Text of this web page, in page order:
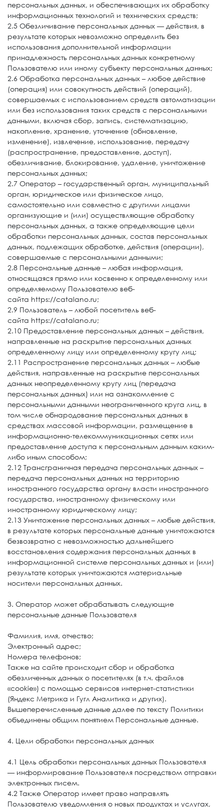
персональных данных, и обеспечивающих их обработку
информационных технологий и технических средств;
2.5 Обезличивание персональных данных — действия, в
результате которых невозможно определить без
использования дополнительной информации
принадлежность персональных данных конкретному
Пользователю или иному субъекту персональных данных;
2.6 Обработка персональных данных – любое действие
(операция) или совокупность действий (операций),
совершаемых с использованием средств автоматизации
или без использования таких средств с персональными
данными, включая сбор, запись, систематизацию,
накопление, хранение, уточнение (обновление,
изменение), извлечение, использование, передачу
(распространение, предоставление, доступ),
обезличивание, блокирование, удаление, уничтожение
персональных данных;
2.7 Оператор – государственный орган, муниципальный
орган, юридическое или физическое лицо,
самостоятельно или совместно с другими лицами
организующие и (или) осуществляющие обработку
персональных данных, а также определяющие цели
обработки персональных данных, состав персональных
данных, подлежащих обработке, действия (операции),
совершаемые с персональными данными;
2.8 Персональные данные – любая информация,
относящаяся прямо или косвенно к определенному или
определяемому Пользователю веб-
сайта https://catalano.ru;
2.9 Пользователь – любой посетитель веб-
сайта https://catalano.ru;
2.10 Предоставление персональных данных – действия,
направленные на раскрытие персональных данных
определенному лицу или определенному кругу лиц;
2.11 Распространение персональных данных – любые
действия, направленные на раскрытие персональных
данных неопределенному кругу лиц (передача
персональных данных) или на ознакомление с
персональными данными неограниченного круга лиц, в
том числе обнародование персональных данных в
средствах массовой информации, размещение в
информационно-телекоммуникационных сетях или
предоставление доступа к персональным данным каким-
либо иным способом;
2.12 Трансграничная передача персональных данных –
передача персональных данных на территорию
иностранного государства органу власти иностранного
государства, иностранному физическому или
иностранному юридическому лицу;
2.13 Уничтожение персональных данных – любые действия,
в результате которых персональные данные уничтожаются
безвозвратно с невозможностью дальнейшего
восстановления содержания персональных данных в
информационной системе персональных данных и (или)
результате которых уничтожаются материальные
носители персональных данных.
3. Оператор может обрабатывать следующие
персональные данные Пользователя
Фамилия, имя, отчество;
Электронный адрес;
Номера телефонов;
Также на сайте происходит сбор и обработка
обезличенных данных о посетителях (в т.ч. файлов
«cookie») с помощью сервисов интернет-статистики
(Яндекс Метрика и Гугл Аналитика и других).
Вышеперечисленные данные далее по тексту Политики
объединены общим понятием Персональные данные.
4. Цели обработки персональных данных
4.1 Цель обработки персональных данных Пользователя
— информирование Пользователя посредством отправки
электронных писем.
4.2 Также Оператор имеет право направлять
Пользователю уведомления о новых продуктах и услугах,